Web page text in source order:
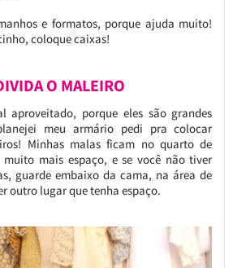
e formatos, porque ajuda muito!
coloque caixas!
O MALEIRO
aproveitado, porque eles são grandes
meu armário pedi pra colocar
Minhas malas ficam no quarto de
mais espaço, e se você não tiver
guarde embaixo da cama, na área de
outro lugar que tenha espaço.